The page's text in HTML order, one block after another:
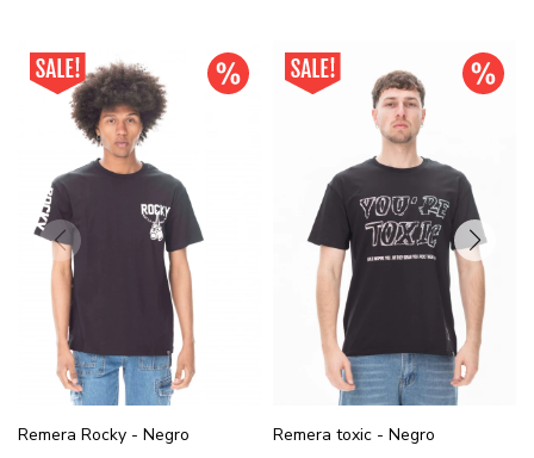
Remera Rocky - Negro Remera toxic - Negro